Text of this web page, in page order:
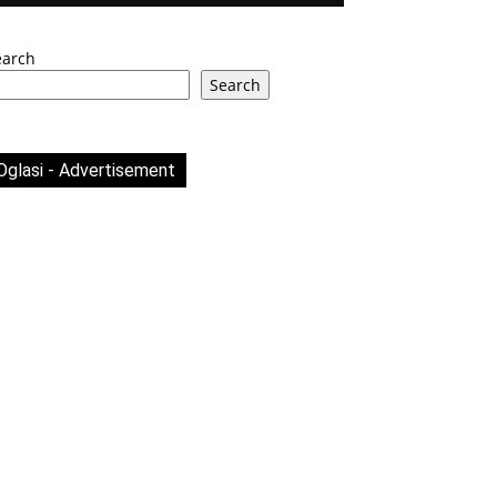
Search
- Advertisement